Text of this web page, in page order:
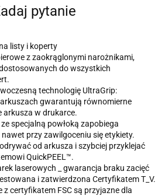
pytanie
listy i koperty
z zaokrąglonymi narożnikami,
do wszystkich
technologię UltraGrip:
gwarantują równomierne
arkusza w drukarce.
specjalną powłoką zapobiega
przy zawilgoceniu się etykiety.
od arkusza i szybciej przyklejać
QuickPEEL™.
laserowych _ gwarancja braku zacięć
i zatwierdzona Certyfikatem T_V.
z certyfikatem FSC są przyjazne dla